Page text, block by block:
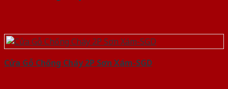
Cửa Gỗ Chống Cháy 2P Sơn Xám-SGD